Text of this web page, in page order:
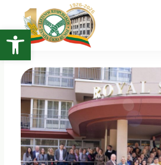
Open toolbar
turinio